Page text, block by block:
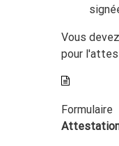
Vous
pour
Formulaire
Attestation